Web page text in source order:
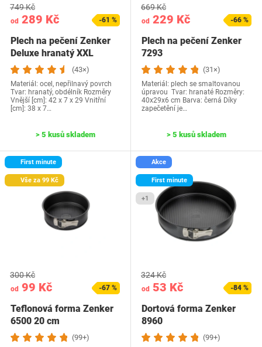
od 289 Kč
749 Kč
-61 %
Plech na pečení Zenker
Deluxe hranatý XXL
(43×)
Materiál: ocel, nepřilnavý povrch
Tvar: hranatý, obdélník Rozměry
Vnější [cm]: 42 x 7 x 29 Vnitřní
[cm]: 38 x 7…
> 5 kusů skladem
od 229 Kč
669 Kč
-66 %
Plech na pečení Zenker
7293
(31×)
Materiál: plech se smaltovanou
úpravou Tvar: hranaté Rozměry:
40x29x6 cm Barva: černá Díky
zapečetění je…
> 5 kusů skladem
First minute
Vše za 99 Kč
od 99 Kč
300 Kč
-67 %
Teflonová forma Zenker
6500 20 cm
(99+)
Akce
First minute
+1
od 53 Kč
324 Kč
-84 %
Dortová forma Zenker
8960
(99+)